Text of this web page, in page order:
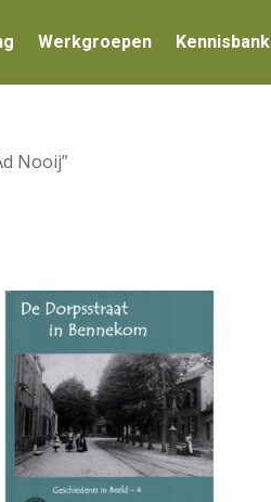
Werkgroepen Kennisbank
Nooij”